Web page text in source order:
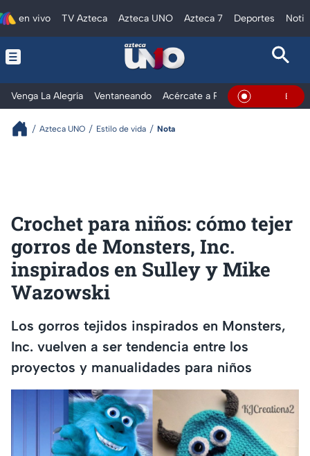
en vivo TV Azteca Azteca UNO Azteca 7 Deportes
Venga La Alegría Ventaneando Acércate a Rocío Al Extremo
En Vivo
Azteca UNO Estilo de vida Nota
Crochet para niños: cómo tejer
gorros de Monsters, Inc.
inspirados en Sulley y Mike
Wazowski
Los gorros tejidos inspirados en Monsters,
Inc. vuelven a ser tendencia entre los
proyectos y manualidades para niños